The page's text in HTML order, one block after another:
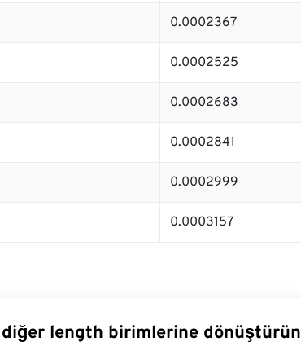
0.0002367
0.0002525
0.0002683
0.0002841
0.0002999
0.0003157
length birimlerine dönüştürün